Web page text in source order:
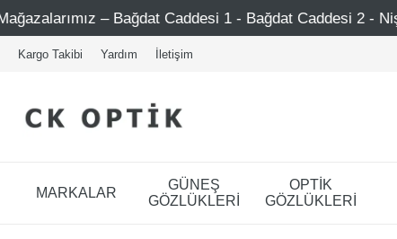
1 - Bağdat Caddesi 2 - Nişantaşı – Etiler – Ataşehir
Kargo Takibi Yardım İletişim
MARKALAR
GÜNEŞ
GÖZLÜKLERİ
OPTİK
GÖZLÜKLERİ